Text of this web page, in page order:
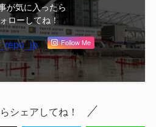
が気に入ったら
ローしてね！
Follow Me
シェアしてね！